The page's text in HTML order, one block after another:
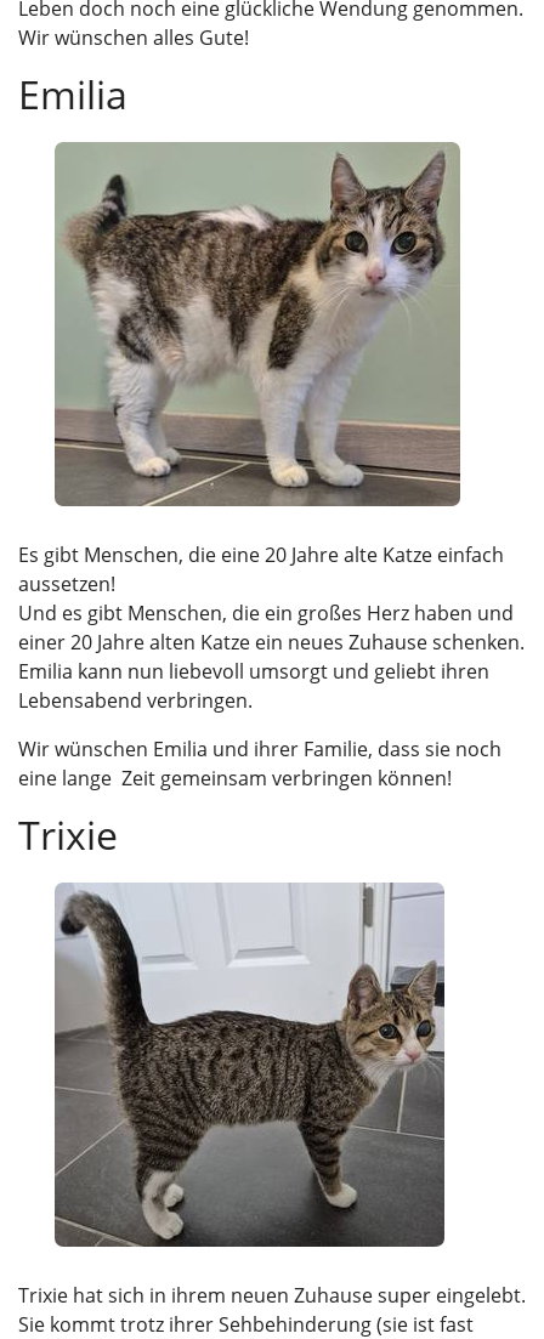
Leben doch noch eine glückliche Wendung genommen.
Wir wünschen alles Gute!
Emilia
Es gibt Menschen, die eine 20 Jahre alte Katze einfach
aussetzen!
Und es gibt Menschen, die ein großes Herz haben und
einer 20 Jahre alten Katze ein neues Zuhause schenken.
Emilia kann nun liebevoll umsorgt und geliebt ihren
Lebensabend verbringen.
Wir wünschen Emilia und ihrer Familie, dass sie noch
eine lange Zeit gemeinsam verbringen können!
Trixie
Trixie hat sich in ihrem neuen Zuhause super eingelebt.
Sie kommt trotz ihrer Sehbehinderung (sie ist fast